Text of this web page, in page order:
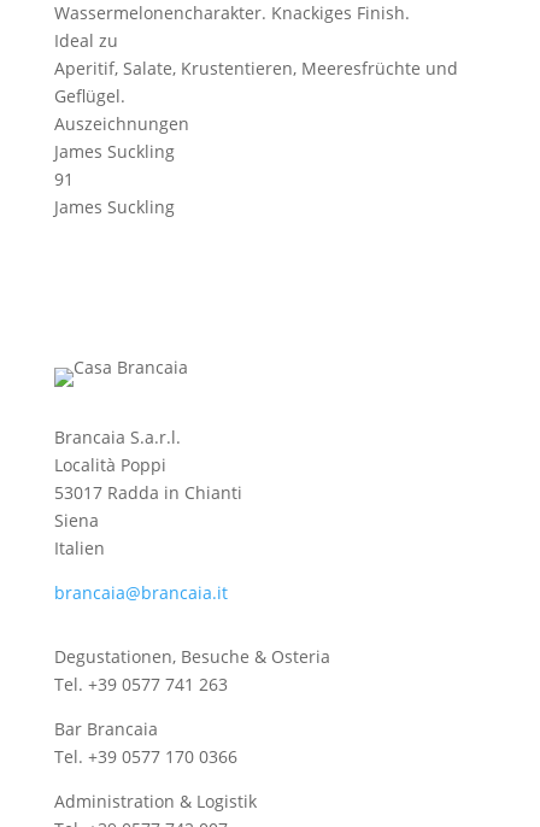
Wassermelonencharakter. Knackiges Finish.
Ideal zu
Aperitif, Salate, Krustentieren, Meeresfrüchte und
Geflügel.
Auszeichnungen
James Suckling
91
James Suckling
Brancaia S.a.r.l.
Località Poppi
53017 Radda in Chianti
Siena
Italien
brancaia@brancaia.it
Degustationen, Besuche & Osteria
Tel. +39 0577 741 263
Bar Brancaia
Tel. +39 0577 170 0366
Administration & Logistik